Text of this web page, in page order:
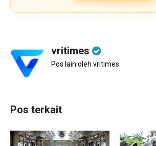
vritimes
Pos lain oleh vritimes
Pos terkait